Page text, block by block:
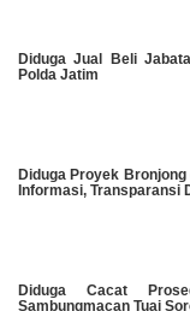
Diduga Jual Beli
Polda Jatim
Diduga Proyek Bronjong
Informasi, Transparansi
Diduga Cacat
Sambungmacan Tuai